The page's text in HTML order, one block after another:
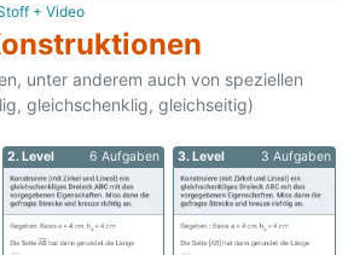
+ Video
unter anderem auch von speziellen
gleichschenklig, gleichseitig)
2. Level 6 Aufgaben 3. Level 3 Aufgaben